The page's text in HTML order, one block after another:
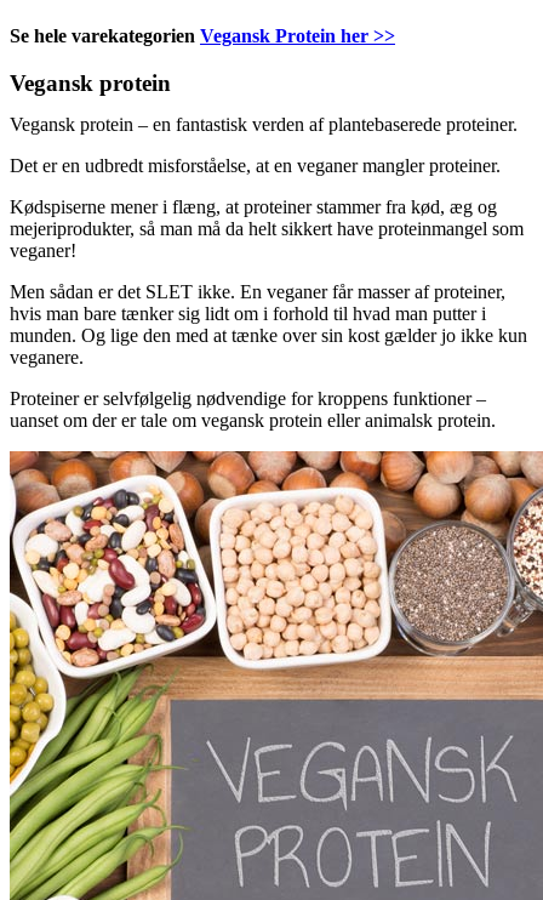
Se hele varekategorien Vegansk Protein her >>
Vegansk protein
Vegansk protein – en fantastisk verden af plantebaserede proteiner.
Det er en udbredt misforståelse, at en veganer mangler proteiner.
Kødspiserne mener i flæng, at proteiner stammer fra kød, æg og
mejeriprodukter, så man må da helt sikkert have proteinmangel som
veganer!
Men sådan er det SLET ikke. En veganer får masser af proteiner,
hvis man bare tænker sig lidt om i forhold til hvad man putter i
munden. Og lige den med at tænke over sin kost gælder jo ikke kun
veganere.
Proteiner er selvfølgelig nødvendige for kroppens funktioner –
uanset om der er tale om vegansk protein eller animalsk protein.